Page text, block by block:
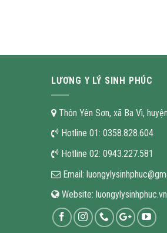
LƯƠNG Y LÝ SINH PHÚC
Thôn Yên Sơn, xã Ba Vì,
Hotline 01: 0358.828.604
Hotline 02: 0943.227.581
Email:
Website: luongylysinhphuc.vn